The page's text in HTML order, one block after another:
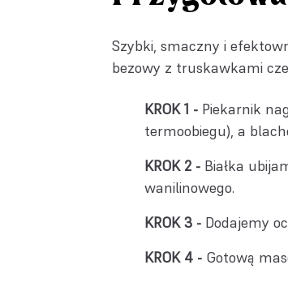
Szybki, smaczny i
bezowy z truskawkami
Piekarnik
termoobiegu), a
Białka
wanilinowego.
Dodajemy
Gotową